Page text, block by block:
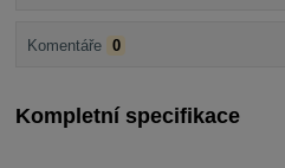
Komentáře 0
Kompletní specifikace